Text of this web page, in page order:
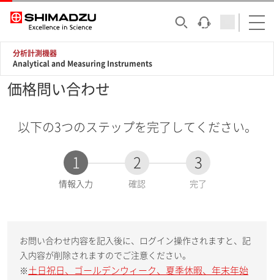
分析計測機器
Analytical and Measuring Instruments
価格問い合わせ
以下の3つのステップを完了してください。
1
現
情報入力
2
確認
3
完了
お問い合わせ内容を記入後に、ログイン操作されますと、記
入内容が削除されますのでご注意ください。
※ 土日祝日、ゴールデンウィーク、夏季休暇、年末年始